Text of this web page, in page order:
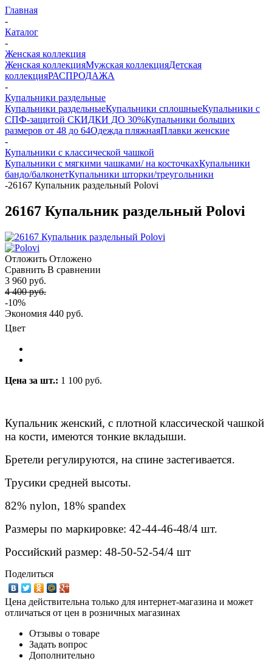
Главная
-
Каталог
-
Женская коллекция
Женская коллекцияМужская коллекцияДетская
коллекцияРАСПРОДАЖА
-
Купальники раздельные
Купальники раздельныеКупальники сплошныеКупальники с
СПФ-защитой СКИДКИ ДО 30%Купальники больших
размеров от 48 до 64Одежда пляжнаяПлавки женские
-
Купальники с классической чашкой
Купальники с мягкими чашками/ на косточкахКупальники
бандо/балконетКупальники шторки/треугольники
-26167 Купальник раздельный Polovi
26167 Купальник раздельный Polovi
Отложить Отложено
Сравнить В сравнении
3 960 руб.
4 400 руб.
-10%
Экономия 440 руб.
Цвет
Цена за шт.: 1 100 руб.
Купальник женский, c плотной классической чашкой
на кости, имеются тонкие вкладыши.
Бретели регулируются, на спине застегивается.
Трусики средней высоты.
82% nylon, 18% spandex
Размеры по маркировке: 42-44-46-48/4 шт.
Российский размер: 48-50-52-54/4 шт
Поделиться
Цена действительна только для интернет-магазина и может
отличаться от цен в розничных магазинах
Отзывы о товаре
Задать вопрос
Дополнительно